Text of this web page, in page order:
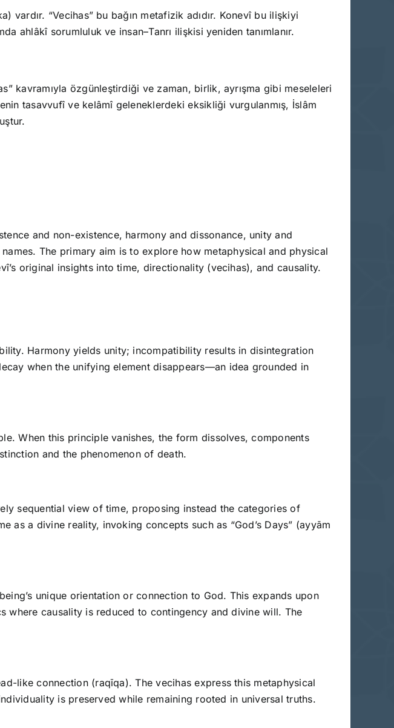
vardır. “Vecihas” bu bağın metafizik adıdır. Konevî bu ilişkiyi
ahlâkî sorumluluk ve insan–Tanrı ilişkisi yeniden tanımlanır.
kavramıyla özgünleştirdiği ve zaman, birlik, ayrışma gibi meseleleri
tasavvufî ve kelâmî geleneklerdeki eksikliği vurgulanmış, İslâm
and non-existence, harmony and dissonance, unity and
The primary aim is to explore how metaphysical and physical
original insights into time, directionality (vecihas), and causality.
Harmony yields unity; incompatibility results in disintegration
when the unifying element disappears—an idea grounded in
When this principle vanishes, the form dissolves, components
and the phenomenon of death.
sequential view of time, proposing instead the categories of
as a divine reality, invoking concepts such as “God’s Days” (ayyām
unique orientation or connection to God. This expands upon
where causality is reduced to contingency and divine will. The
like connection (raqīqa). The vecihas express this metaphysical
is preserved while remaining rooted in universal truths.